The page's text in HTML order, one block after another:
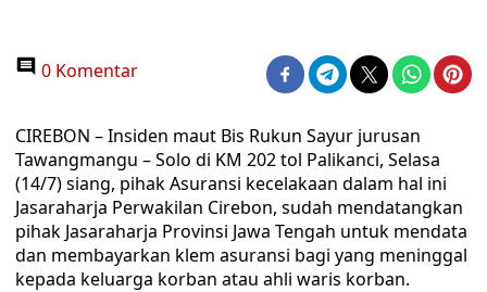
0 Komentar
CIREBON – Insiden maut Bis Rukun Sayur jurusan
Tawangmangu – Solo di KM 202 tol Palikanci, Selasa
(14/7) siang, pihak Asuransi kecelakaan dalam hal ini
Jasaraharja Perwakilan Cirebon, sudah mendatangkan
pihak Jasaraharja Provinsi Jawa Tengah untuk mendata
dan membayarkan klem asuransi bagi yang meninggal
kepada keluarga korban atau ahli waris korban.